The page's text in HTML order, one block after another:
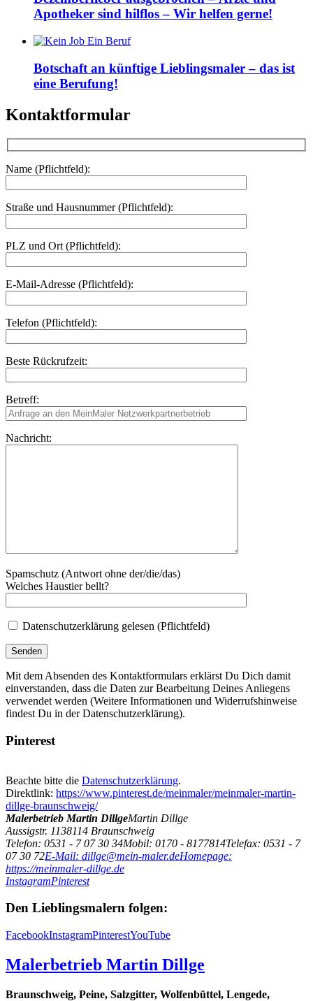
Apotheker sind hilflos – Wir helfen gerne!
Botschaft an künftige Lieblingsmaler – das ist
eine Berufung!
Kontaktformular
Name (Pflichtfeld):
Straße und Hausnummer (Pflichtfeld):
PLZ und Ort (Pflichtfeld):
E-Mail-Adresse (Pflichtfeld):
Telefon (Pflichtfeld):
Beste Rückrufzeit:
Betreff:
Nachricht:
Spamschutz (Antwort ohne der/die/das)
Welches Haustier bellt?
Datenschutzerklärung gelesen (Pflichtfeld)
Mit dem Absenden des Kontaktformulars erklärst Du Dich damit
einverstanden, dass die Daten zur Bearbeitung Deines Anliegens
verwendet werden (Weitere Informationen und Widerrufshinweise
findest Du in der Datenschutzerklärung).
Pinterest
Beachte bitte die Datenschutzerklärung.
Direktlink: https://www.pinterest.de/meinmaler/meinmaler-martin-
dillge-braunschweig/
Malerbetrieb Martin DillgeMartin Dillge
Aussigstr. 1138114 Braunschweig
Telefon: 0531 - 7 07 30 34Mobil: 0170 - 8177814Telefax: 0531 - 7
07 30 72E-Mail: dillge@mein-maler.deHomepage:
https://meinmaler-dillge.de
InstagramPinterest
Den Lieblingsmalern folgen:
FacebookInstagramPinterestYouTube
Malerbetrieb Martin Dillge
Braunschweig, Peine, Salzgitter, Wolfenbüttel, Lengede,